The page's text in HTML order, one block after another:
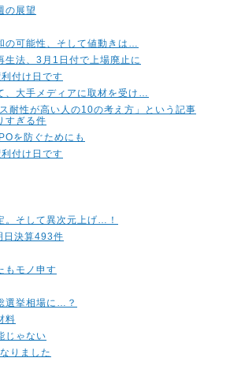
の展望
の可能性、そして値動きは…
生法、3月1日付で上場廃止に
付け日です
、大手メディアに取材を受け…
耐性が高い人の10の考え方」という記事
すぎる件
を防ぐためにも
付け日です
。そして異次元上げ…！
日決算493件
もモノ申す
選挙相場に…？
料
じゃない
りました